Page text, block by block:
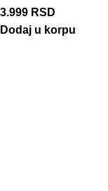
3.999 RSD
Dodaj u korpu